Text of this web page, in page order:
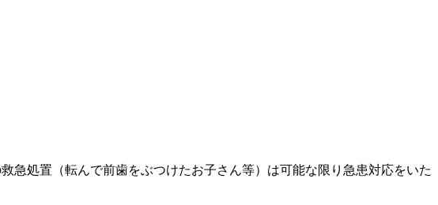
急処置（転んで前歯をぶつけたお子さん等）は可能な限り急患対応をいた